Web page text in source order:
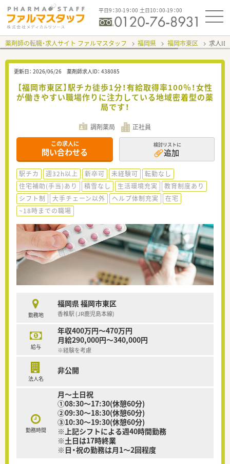
平日9：30-19：00 土日10：00-19：00
薬剤師の転職・求人サイト ファルマスタッフ 福岡県 福岡市東区 求人ID
更新日： 2026/06/26 薬剤師求人ID： 438085
【福岡市東区】駅チカ徒歩1分！有給取得率100％！女性
が働きやすい職場作りに注力している地域密着型の薬
局です！
調剤薬局 正社員
この求人に
問い合わせる
検討リストに
追加
駅チカ 週32h以上 新卒可 未経験可
転勤なし
住宅補助(手当)あり
積雪なし 生活環境充実
教育制度あり
シフト制
大手チェーン以外 ヘルプ体制充実
在宅
~18時までの職場
勤務地
福岡県 福岡市東区
香椎駅 (JR鹿児島本線)
給与
年収400万円～470万円
月給290,000円～340,000円
※経験を考慮
法人名
非公開
勤務時間
月～土日祝
①08:30〜17:30(休憩60分)
②09:30～18:30(休憩60分)
③10:30〜19:30(休憩60分)
※上記シフトによる週40時間勤務
※土日は17時終業
※日・祝の勤務は月1～2回程度